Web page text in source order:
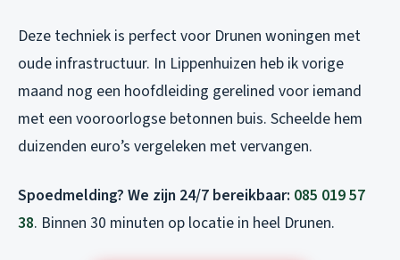
Deze techniek is perfect voor Drunen woningen met
oude infrastructuur. In Lippenhuizen heb ik vorige
maand nog een hoofdleiding gerelined voor iemand
met een vooroorlogse betonnen buis. Scheelde hem
duizenden euro’s vergeleken met vervangen.
Spoedmelding? We zijn 24/7 bereikbaar: 085 019 57
38. Binnen 30 minuten op locatie in heel Drunen.